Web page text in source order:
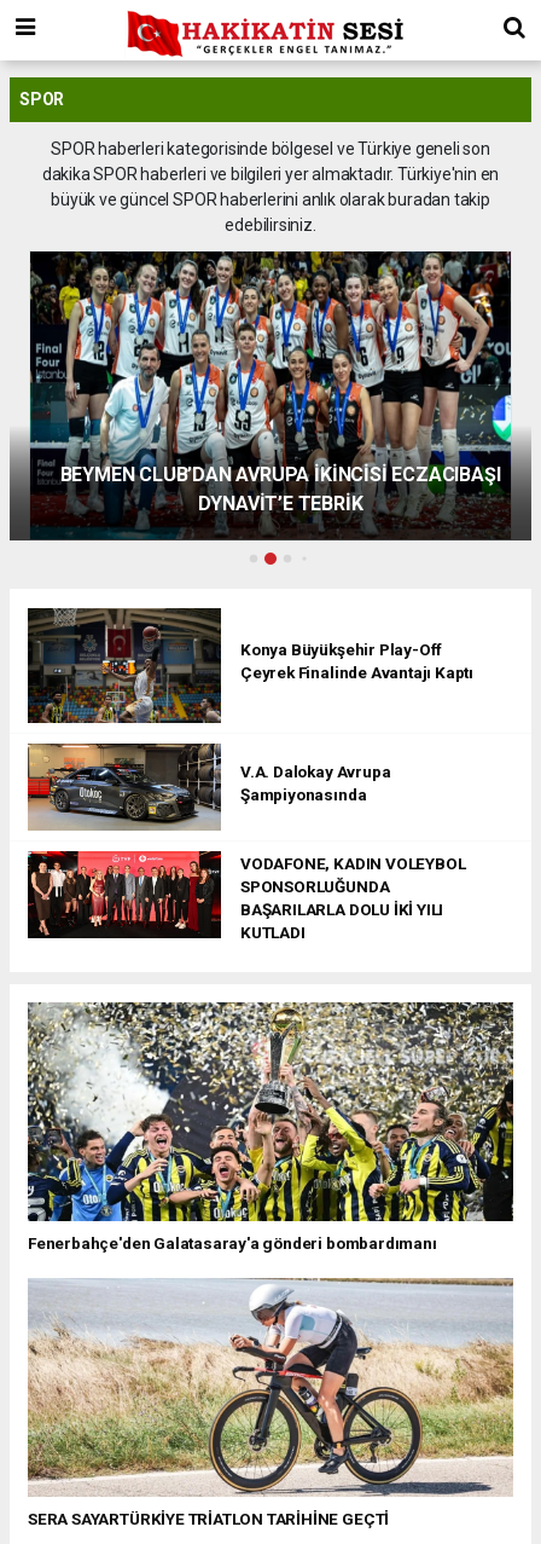
SPOR
SPOR haberleri kategorisinde bölgesel ve Türkiye geneli son
dakika SPOR haberleri ve bilgileri yer almaktadır. Türkiye'nin en
büyük ve güncel SPOR haberlerini anlık olarak buradan takip
edebilirsiniz.
Arda Güler'in yanına bir Türk daha! Real Madrid
başkanı istiyor
Konya Büyükşehir Play-Off
Çeyrek Finalinde Avantajı Kaptı
V.A. Dalokay Avrupa
Şampiyonasında
VODAFONE, KADIN VOLEYBOL
SPONSORLUĞUNDA
BAŞARILARLA DOLU İKİ YILI
KUTLADI
Fenerbahçe'den Galatasaray'a gönderi bombardımanı
SERA SAYARTÜRKİYE TRİATLON TARİHİNE GEÇTİ